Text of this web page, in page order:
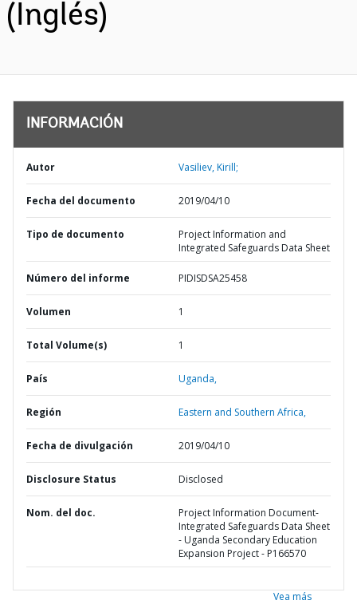
(Inglés)
INFORMACIÓN
Autor Vasiliev, Kirill;
Fecha del documento 2019/04/10
Tipo de documento
Project Information and
Integrated Safeguards Data Sheet
Número del informe PIDISDSA25458
Volumen 1
Total Volume(s) 1
País Uganda,
Región Eastern and Southern Africa,
Fecha de divulgación 2019/04/10
Disclosure Status Disclosed
Nom. del doc.
Project Information Document-
Integrated Safeguards Data Sheet
- Uganda Secondary Education
Expansion Project - P166570
Vea más